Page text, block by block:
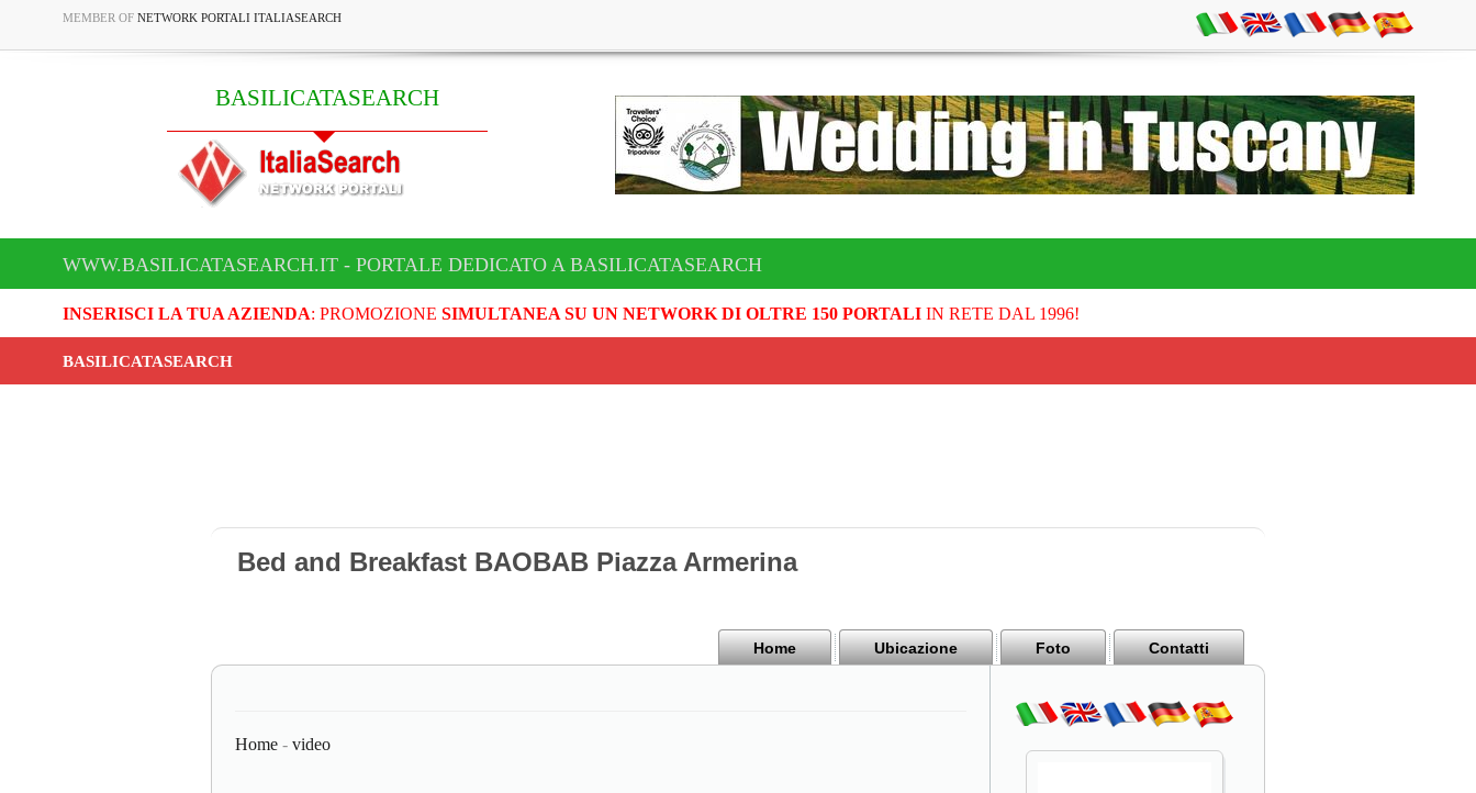
MEMBER OF NETWORK PORTALI ITALIASEARCH
BASILICATASEARCH
WWW.BASILICATASEARCH.IT - PORTALE DEDICATO A BASILICATASEARCH
INSERISCI LA TUA AZIENDA: PROMOZIONE SIMULTANEA SU UN NETWORK DI OLTRE 150 PORTALIIN RETE DAL 1996!
BASILICATASEARCH
Bed and Breakfast BAOBAB Piazza Armerina
Home Ubicazione Foto Contatti
Home - video